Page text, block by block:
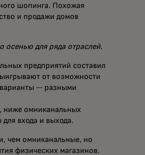
шопинга. Похожая
и продажи домов
осенью для ряда отраслей.
предприятий составил
от возможности
— разными
ниже омниканальных
входа и выхода.
чем омниканальные, но
физических магазинов.